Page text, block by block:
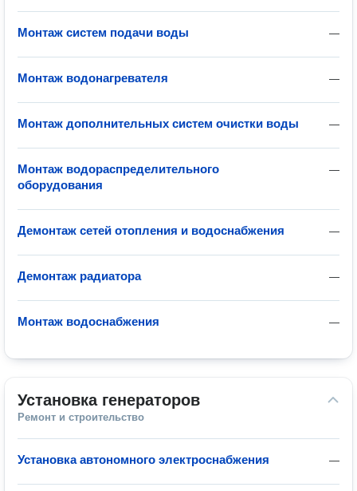
—
Монтаж систем подачи воды
—
Монтаж водонагревателя
—
Монтаж дополнительных систем очистки воды
—
Монтаж водораспределительного
оборудования
—
Демонтаж сетей отопления и водоснабжения
—
Демонтаж радиатора
—
Монтаж водоснабжения
Установка генераторов
Ремонт и строительство
—
Установка автономного электроснабжения